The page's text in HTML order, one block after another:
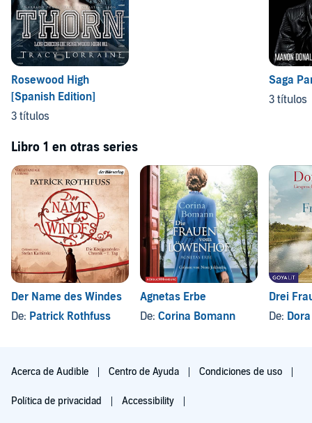
Rosewood High
[Spanish Edition]
3 títulos
Saga
3 títulos
Libro 1 en otras series
Der Name des Windes
De: Patrick Rothfuss
Agnetas Erbe
De: Corina Bomann
Drei
De:
Acerca de Audible Centro de Ayuda Condiciones de uso
Política de privacidad Accessibility